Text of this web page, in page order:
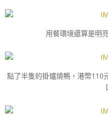
用餐環境還算是明
點了半隻的掛爐燒鴨，港幣110